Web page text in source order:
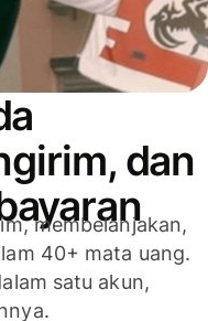
dan
membelanjakan,
40+ mata uang.
satu akun,